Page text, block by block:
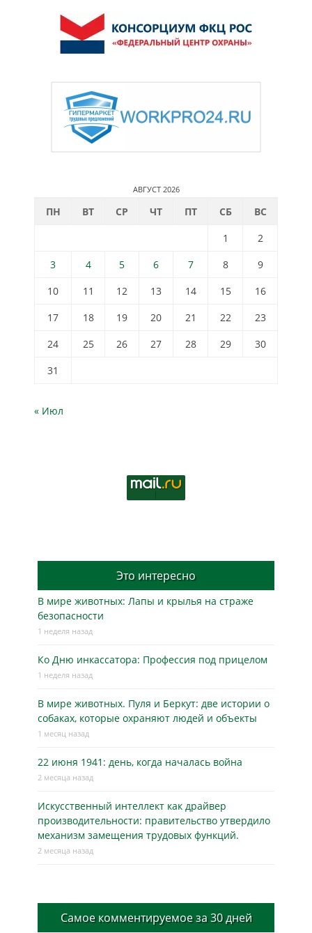
АВГУСТ 2026
ПН ВТ СР ЧТ ПТ СБ
ВС
1
2
3
4 5 6 7 8
9
10
11 12 13 14 15
16
17
18 19 20 21 22
23
24
25 26 27 28 29
30
31
« Июл
Это интересно
В мире животных: Лапы и крылья на страже
безопасности
1 неделя назад
Ко Дню инкассатора: Профессия под прицелом
1 неделя назад
В мире животных. Пуля и Беркут: две истории о
собаках, которые охраняют людей и объекты
1 месяц назад
22 июня 1941: день, когда началась война
2 месяца назад
Искусственный интеллект как драйвер
производительности: правительство утвердило
механизм замещения трудовых функций.
2 месяца назад
Самое комментируемое за 30 дней